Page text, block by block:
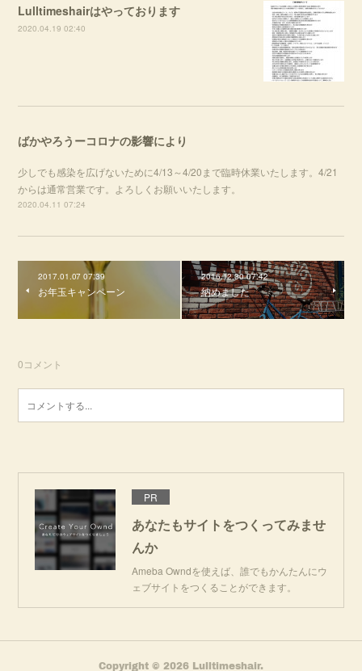
Lulltimeshairはやっております
2020.04.19 02:40
ばかやろうーコロナの影響により
少しでも感染を広げないために4/13～4/20まで臨時休業いたします。4/21
からは通常営業です。よろしくお願いいたします。
2020.04.11 07:24
2017.01.07 07:39
お年玉キャンペーン
2016.12.30 07:42
納めました
0コメント
PR
あなたもサイトをつくってみませ
んか
Ameba Owndを使えば、誰でもかんたんにウ
ェブサイトをつくることができます。
Copyright © 2026 Lulltimeshair.